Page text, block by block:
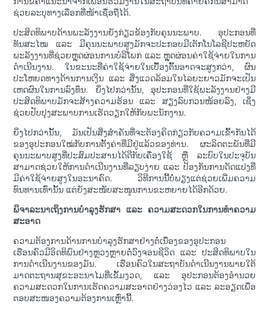
ຊ່ວຍລະບຸທາງເລືອກທີ່ໜ້າເຊື່ອຖືໄດ້.
ປະສິດທິພາບດ້ານພະລັງງານຍັງກ່ຽວຂ້ອງກັບຄຸນນະພາບ. ອຸປະກອນທີ່
ທັນສະໄໝ ແລະ ມີຄຸນນະພາບສູງມັກຈະປະກອບມີເຕັກໂນໂລຊີປະຫຍັດ
ພະລັງງານທີ່ຊ່ວຍຫຼຸດຜ່ອນການບໍລິໂພກ ແລະ ຫຼຸດຜ່ອນຄ່າໃຊ້ຈ່າຍໃນການ
ດຳເນີນງານ. ໃນຂະນະທີ່ຄ່າໃຊ້ຈ່າຍໃນເບື້ອງຕົ້ນອາດຈະສູງກວ່າ, ຜົນ
ປະໂຫຍດທາງດ້ານການເງິນ ແລະ ສິ່ງແວດລ້ອມໃນໄລຍະຍາວມັກຈະເປັນ
ເຫດຜົນໃນການລົງທຶນ. ຍິ່ງໄປກວ່ານັ້ນ, ອຸປະກອນທີ່ໃຊ້ພະລັງງານຢ່າງມີ
ປະສິດທິພາບມັກຈະສ້າງຄວາມຮ້ອນ ແລະ ສຽງລົບກວນໜ້ອຍລົງ, ເຊິ່ງ
ຊ່ວຍປັບປຸງສະພາບການເຮັດວຽກໃຫ້ກັບພະນັກງານ.
ຍິ່ງໄປກວ່ານັ້ນ, ມັນເປັນສິ່ງສຳຄັນທີ່ຈະຕ້ອງຄິດກ່ຽວກັບຄວາມເຂົ້າກັນໄດ້
ຂອງອຸປະກອນໃໝ່ກັບການຕັ້ງຄ່າທີ່ມີຢູ່ແລ້ວຂອງທ່ານ. ຜະລິດຕະພັນທີ່ມີ
ຄຸນນະພາບສູງທີ່ປະສົມປະສານໄດ້ດີກັບເຄື່ອງໃຊ້ ຫຼື ລະບົບໃນປະຈຸບັນ
ສາມາດຊ່ວຍໃຫ້ການດຳເນີນງານທີ່ລຽບງ່າຍ ແລະ ປ້ອງກັນການດັດແປງທີ່
ມີຄ່າໃຊ້ຈ່າຍສູງໃນອະນາຄົດ. ວິທີການນີ້ບໍ່ພຽງແຕ່ຊ່ວຍເພີ່ມຄວາມ
ທົນທານເທົ່ານັ້ນ ແຕ່ຍັງສະໜັບສະໜູນການຂະຫຍາຍໄດ້ອີກດ້ວຍ.
ພິຈາລະນາເຖິງການບຳລຸງຮັກສາ ແລະ ຄວາມສະດວກໃນການທຳຄວາມ
ສະອາດ
ຄວາມຕ້ອງການດ້ານການບຳລຸງຮັກສາຢ່າງຕໍ່ເນື່ອງຂອງອຸປະກອນ
ເຮືອນຄົວມີອິດທິພົນຢ່າງຫຼວງຫຼາຍຕໍ່ວົງຈອນຊີວິດ ແລະ ປະສິດທິພາບໃນ
ການດຳເນີນງານຂອງມັນ. ເຮືອນຄົວໃນສະຖາບັນດຳເນີນງານພາຍໃຕ້
ມາດຕະຖານສຸຂະອະນາໄມທີ່ເຂັ້ມງວດ, ແລະ ອຸປະກອນຕ້ອງອຳນວຍ
ຄວາມສະດວກໃນການເຮັດຄວາມສະອາດຢ່າງວ່ອງໄວ ແລະ ລະອຽດເພື່ອ
ຕອບສະໜອງຄວາມຕ້ອງການເຫຼົ່ານີ້.